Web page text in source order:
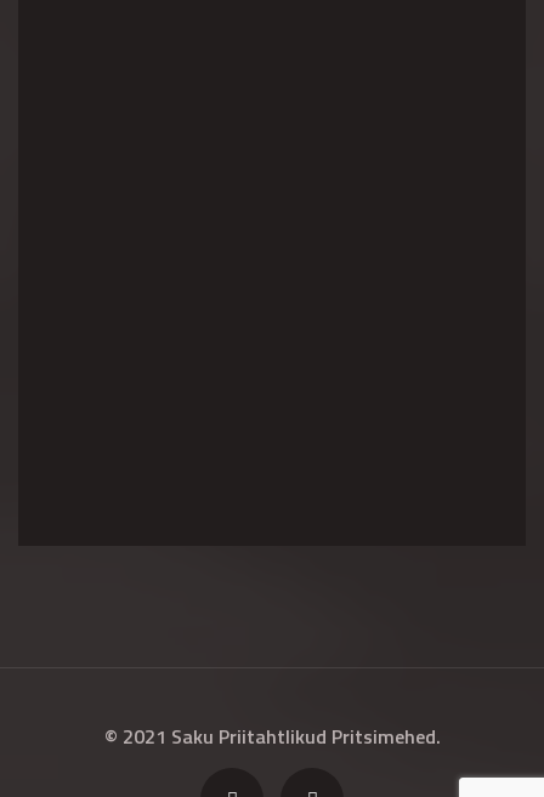
© 2021 Saku Priitahtlikud Pritsimehed.